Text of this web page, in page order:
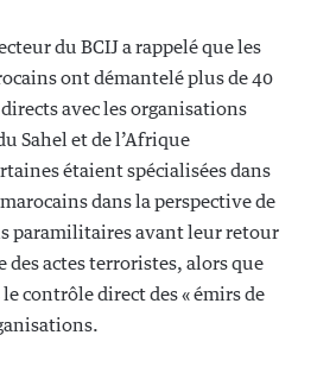
du BCIJ a rappelé que les
ont démantelé plus de 40
avec les organisations
Sahel et de l’Afrique
étaient spécialisées dans
dans la perspective de
paramilitaires avant leur retour
des actes terroristes, alors que
contrôle direct des « émirs de